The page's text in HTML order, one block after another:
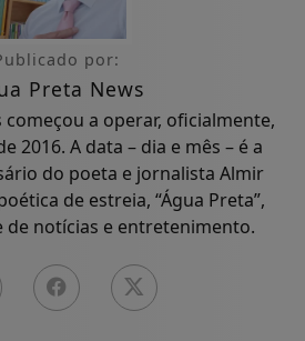
por:
Preta News
começou a operar, oficialmente,
2016. A data – dia e mês – é a
do poeta e jornalista Almir
de estreia, “Água Preta”,
de notícias e entretenimento.